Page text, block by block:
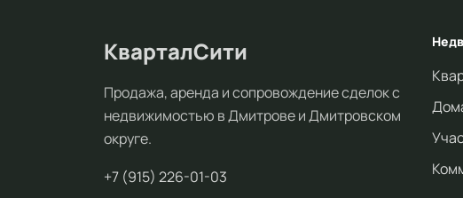
КварталСити
Продажа, аренда и сопровождение сделок с
недвижимостью в Дмитрове и Дмитровском
округе.
+7 (915) 226-01-03